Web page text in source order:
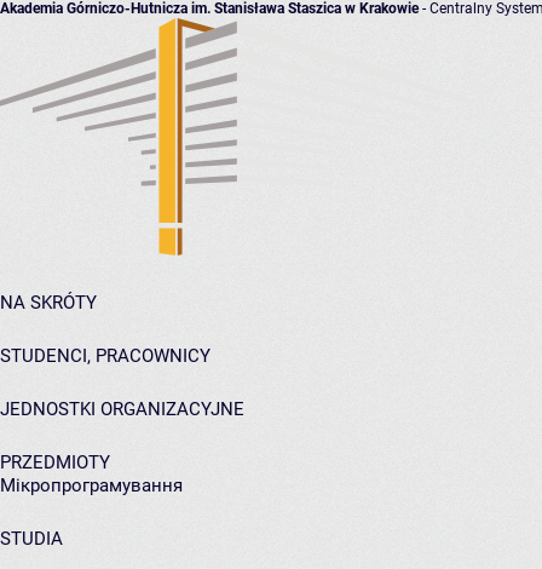
Akademia Górniczo-Hutnicza im. Stanisława Staszica w Krakowie- Centralny
NA SKRÓTY
STUDENCI, PRACOWNICY
JEDNOSTKI ORGANIZACYJNE
PRZEDMIOTY
Мікропрограмування
STUDIA